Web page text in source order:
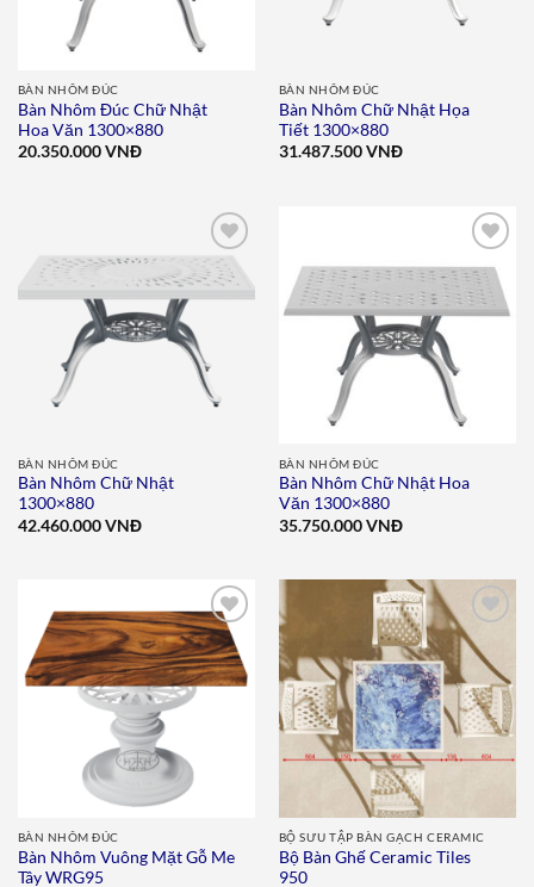
BÀN NHÔM ĐÚC
Bàn Nhôm Đúc Chữ Nhật
Hoa Văn 1300×880
20.350.000VNĐ
BÀN NHÔM ĐÚC
Bàn Nhôm Chữ Nhật Họa
Tiết 1300×880
31.487.500VNĐ
Add to
wishlist
BÀN NHÔM ĐÚC
Bàn Nhôm Chữ Nhật
1300×880
42.460.000VNĐ
Add to
wishlist
BÀN NHÔM ĐÚC
Bàn Nhôm Chữ Nhật Hoa
Văn 1300×880
35.750.000VNĐ
Add to
wishlist
BÀN NHÔM ĐÚC
Bàn Nhôm Vuông Mặt Gỗ Me
Tây WRG95
Add to
wishlist
BỘ SƯU TẬP BÀN GẠCH CERAMIC
Bộ Bàn Ghế Ceramic Tiles
950